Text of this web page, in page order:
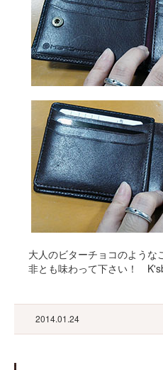
大人のビターチョコのような
非とも味わって下さい！
2014.01.24